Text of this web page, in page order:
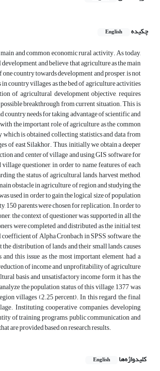
چکیده
English
and common economic rural activity. As today,
and believe that agriculture as the main
country towards development and prosper, is not
country villages as the bed of agriculture activities
of agricultural development objective, requires
breakthrough from current situation. This is
country needs for taking advantage of scientific and
the important role of agriculture as the common
is obtained collecting statistics and data from
of east Silakhor. Thus, initially we obtain a deeper
and center of village and using GIS software for
questioner, in order to name features of each
the status of agricultural lands, harvest method,
obstacle in agriculture of region and studying the
used in order to gain the logical size of population
150 parents were chosen for replication. In order to
the context of questioner was supported in all the
were completed and distributed as the initial test
of Alpha Cronbach in SPSS software, the
distribution of lands and their small lands causes
this issue as the most important element, had a
of income and unprofitability of agriculture
basis and unsatisfactory income form it has the
the population status of this village, 1377 was
villages (2.25 percent). In this regard the final
Instituting cooperative companies, developing
of training programs, public communication and
are provided based on research results.
کلیدواژه‌ها English